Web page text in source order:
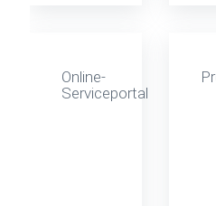
Online-
Serviceportal